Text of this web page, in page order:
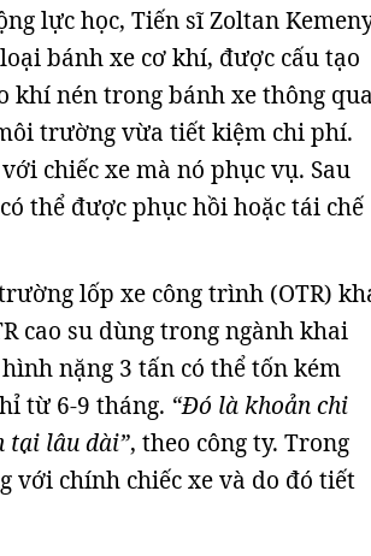
lực học, Tiến sĩ Zoltan
bánh xe cơ khí, được cấu tạo
khí nén trong bánh xe thông qua
trường vừa tiết kiệm chi phí.
chiếc xe mà nó phục vụ. Sau
thể được phục hồi hoặc tái chế
lốp xe công trình (OTR)
cao su dùng trong ngành khai
nặng 3 tấn có thể tốn kém
từ 6-9 tháng. “Đó là khoản chi
tại lâu dài”, theo công ty. Trong
với chính chiếc xe và do đó tiết